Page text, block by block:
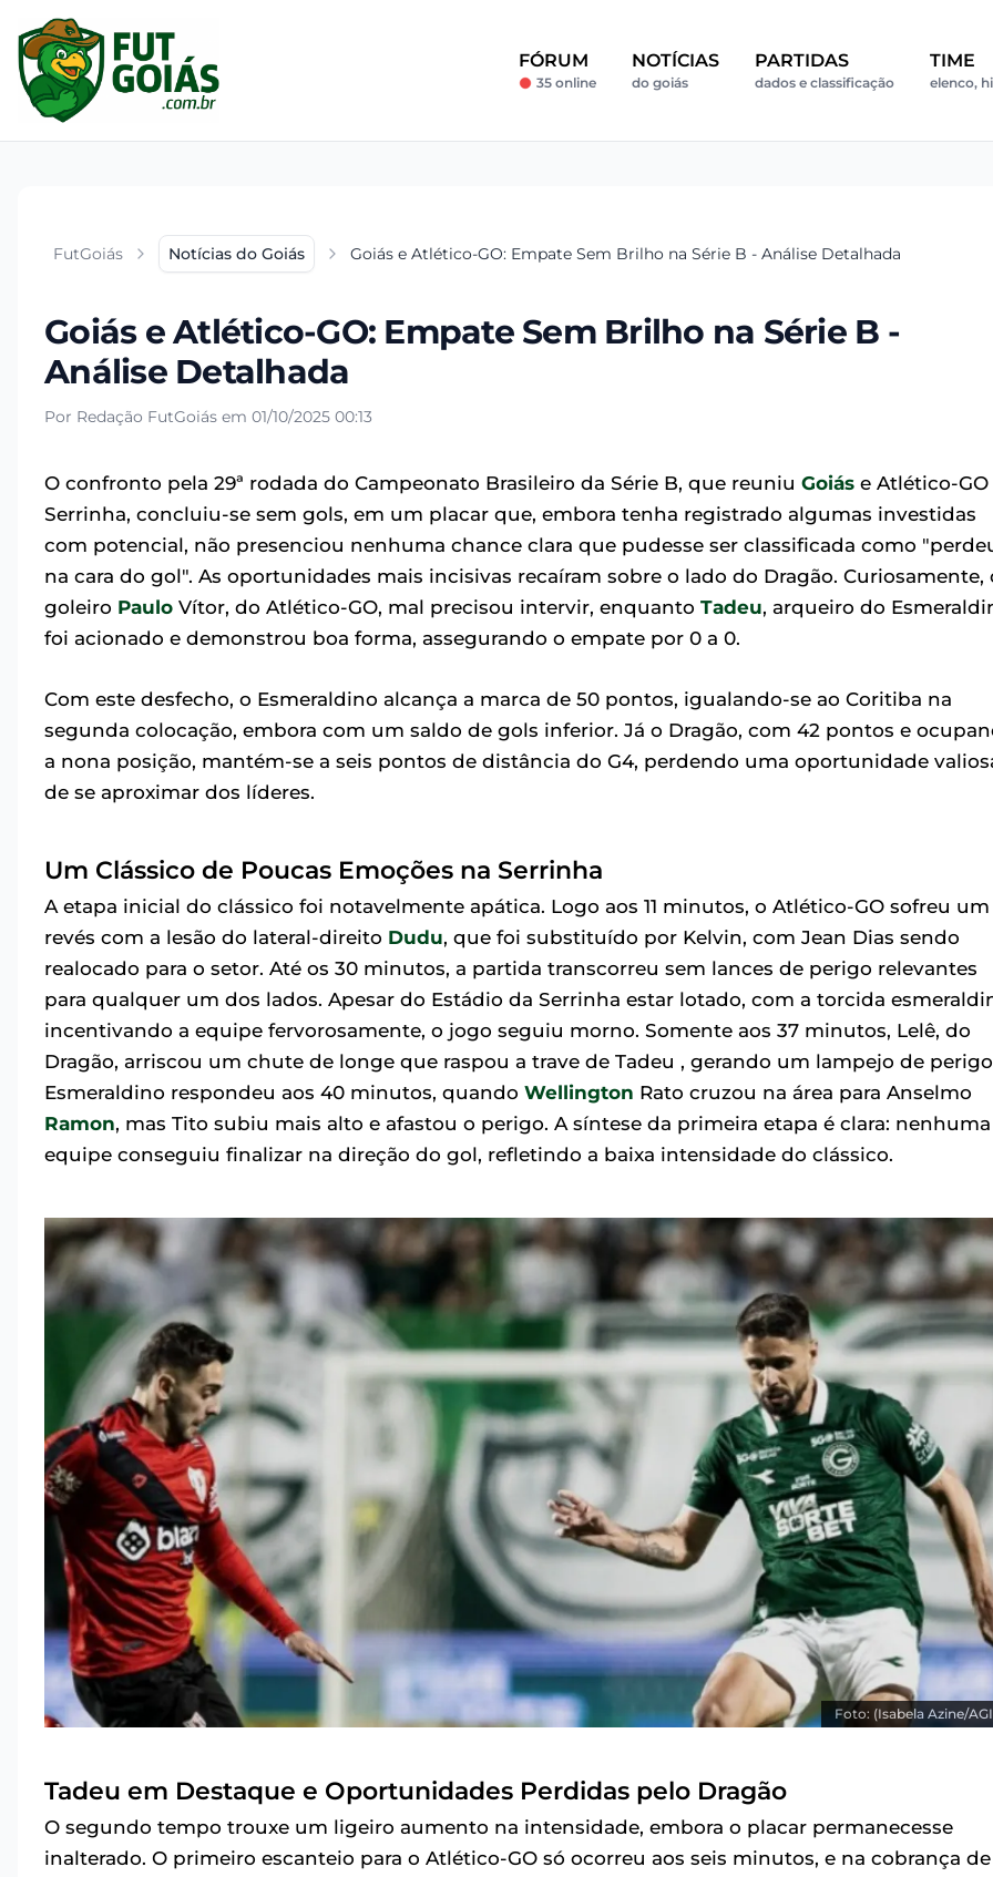
FÓRUM
35 online
NOTÍCIAS
do goiás
PARTIDAS
dados e classificação
TIME
elenco,
FutGoiás Notícias do Goiás Goiás e Atlético-GO: Empate Sem Brilho na Série B - Análise Detalhada
Goiás e Atlético-GO: Empate Sem Brilho na Série B -
Análise Detalhada
Por Redação FutGoiás em 01/10/2025 00:13
O confronto pela 29ª rodada do Campeonato Brasileiro da Série B, que reuniu Goiás e Atlético-GO
Serrinha, concluiu-se sem gols, em um placar que, embora tenha registrado algumas investidas
com potencial, não presenciou nenhuma chance clara que pudesse ser classificada como
na cara do gol". As oportunidades mais incisivas recaíram sobre o lado do Dragão. Curiosamente,
goleiro Paulo Vítor, do Atlético-GO, mal precisou intervir, enquanto Tadeu, arqueiro do
foi acionado e demonstrou boa forma, assegurando o empate por 0 a 0.
Com este desfecho, o Esmeraldino alcança a marca de 50 pontos, igualando-se ao Coritiba na
segunda colocação, embora com um saldo de gols inferior. Já o Dragão, com 42 pontos e
a nona posição, mantém-se a seis pontos de distância do G4, perdendo uma oportunidade
de se aproximar dos líderes.
Um Clássico de Poucas Emoções na Serrinha
A etapa inicial do clássico foi notavelmente apática. Logo aos 11 minutos, o Atlético-GO sofreu um
revés com a lesão do lateral-direito Dudu, que foi substituído por Kelvin, com Jean Dias sendo
realocado para o setor. Até os 30 minutos, a partida transcorreu sem lances de perigo relevantes
para qualquer um dos lados. Apesar do Estádio da Serrinha estar lotado, com a torcida
incentivando a equipe fervorosamente, o jogo seguiu morno. Somente aos 37 minutos, Lelê, do
Dragão, arriscou um chute de longe que raspou a trave de Tadeu , gerando um lampejo de
Esmeraldino respondeu aos 40 minutos, quando Wellington Rato cruzou na área para Anselmo
Ramon, mas Tito subiu mais alto e afastou o perigo. A síntese da primeira etapa é clara: nenhuma
equipe conseguiu finalizar na direção do gol, refletindo a baixa intensidade do clássico.
Foto: (Isabela Azine/
Tadeu em Destaque e Oportunidades Perdidas pelo Dragão
O segundo tempo trouxe um ligeiro aumento na intensidade, embora o placar permanecesse
inalterado. O primeiro escanteio para o Atlético-GO só ocorreu aos seis minutos, e na cobrança de